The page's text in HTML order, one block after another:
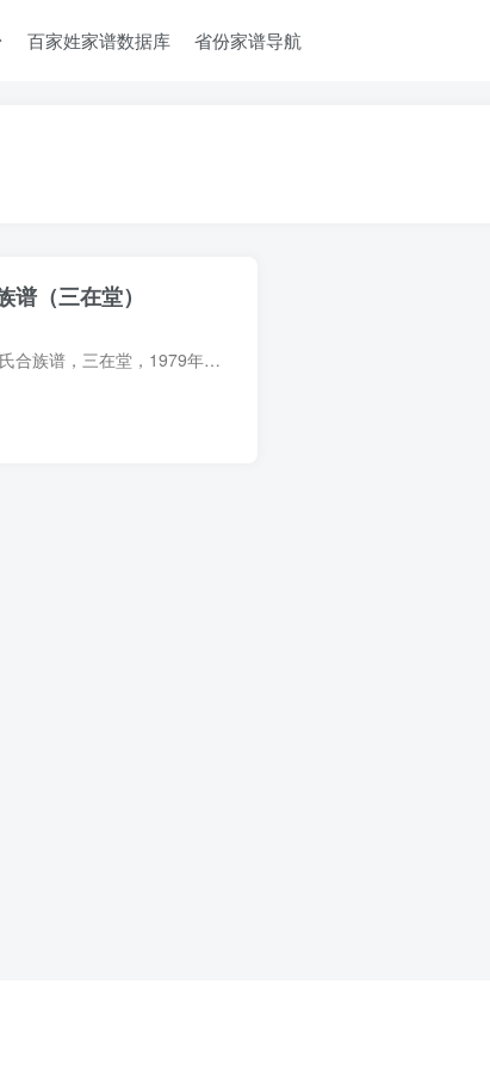
百家姓家谱数据库 省份家谱导航
（三在堂）
族谱简介 海南海口吴氏合族谱，三在堂，1979年吴宏东、吴孚琼等纂修，1981年吴坤略等补修，2册。始迁祖吴贤秀（字敬之，号壶丘，行三），唐进士，户部尚书，由闽莆田入琼，居琼山张吴图都化村（...